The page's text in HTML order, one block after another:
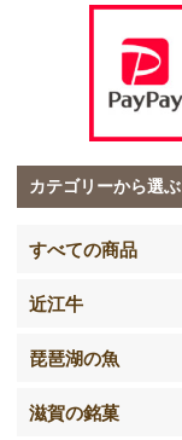
カテゴリーから選ぶ
すべての商品
近江牛
琵琶湖の魚
滋賀の銘菓